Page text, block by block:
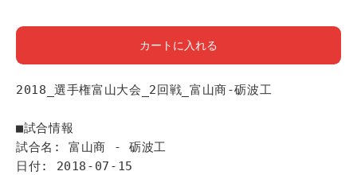
カートに入れる
2018_選手権富山大会_2回戦_富山商-砺波工
■試合情報
試合名: 富山商 - 砺波工
日付: 2018-07-15